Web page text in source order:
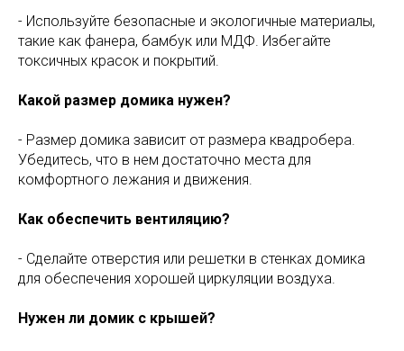
- Используйте безопасные и экологичные материалы,
такие как фанера, бамбук или МДФ. Избегайте
токсичных красок и покрытий.
Какой размер домика нужен?
- Размер домика зависит от размера квадробера.
Убедитесь, что в нем достаточно места для
комфортного лежания и движения.
Как обеспечить вентиляцию?
- Сделайте отверстия или решетки в стенках домика
для обеспечения хорошей циркуляции воздуха.
Нужен ли домик с крышей?